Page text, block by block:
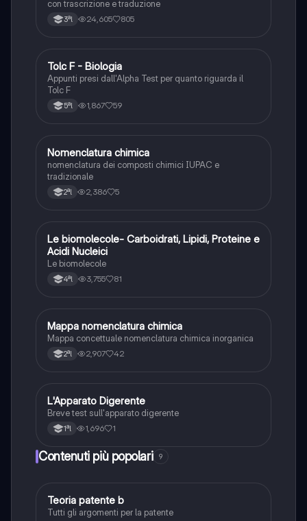
con trascrizione e traduzione
3ªl 24,605 805
Chimica
Tolc F - Biologia
Appunti presi dall'Alpha Test per quanto riguarda il
Tolc F
5ªl 1,867 59
NChimica
Nomenclatura chimica
nomenclatura dei composti chimici IUPAC e
tradizionale
2ªl 2,386 5
Scienze
Le biomolecole- Carboidrati, Lipidi, Proteine e
Acidi Nucleici
Le biomolecole
4ªl 3,755 81
Chimica
Mappa nomenclatura chimica
Mappa concettuale nomenclatura chimica inorganica
2ªl 2,907 42
LScienze
L'Apparato Digerente
Breve test sull'apparato digerente
1ªl 1,696 1
Contenuti più popolari 9
Altro
Teoria patente b
Tutti gli argomenti per la patente